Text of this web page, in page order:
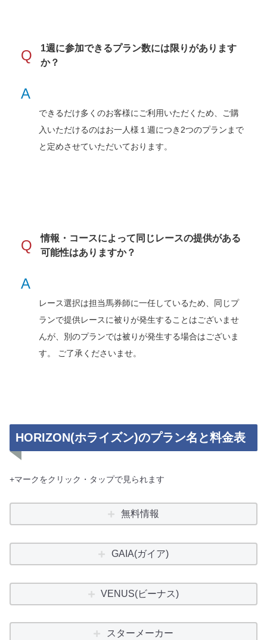
Q
1週に参加できるプラン数には限りがあります
か？
A
できるだけ多くのお客様にご利用いただくため、ご購
入いただけるのはお一人様１週につき2つのプランまで
と定めさせていただいております。
Q
情報・コースによって同じレースの提供がある
可能性はありますか？
A
レース選択は担当馬券師に一任しているため、同じプ
ランで提供レースに被りが発生することはございませ
んが、別のプランでは被りが発生する場合はございま
す。 ご了承くださいませ。
HORIZON(ホライズン)のプラン名と料金表
+マークをクリック・タップで見られます
無料情報
GAIA(ガイア)
VENUS(ビーナス)
スターメーカー